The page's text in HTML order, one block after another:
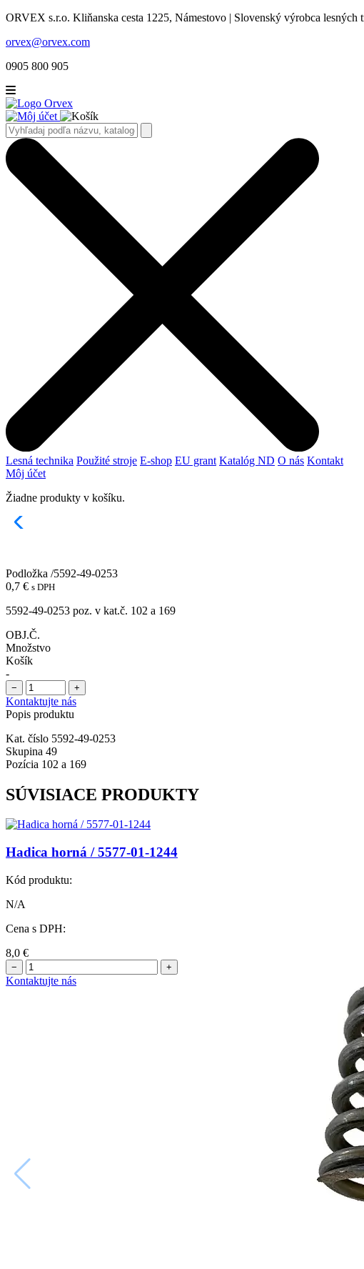
ORVEX s.r.o. Kliňanska cesta 1225, Námestovo | Slovenský výrobca lesných
orvex@orvex.com
0905 800 905
Lesná technika Použité stroje E-shop EU grant Katalóg ND O nás Kontakt
Môj účet
Žiadne produkty v košíku.
Podložka /5592-49-0253
0,7 € s DPH
5592-49-0253 poz. v kat.č. 102 a 169
OBJ.Č.
Množstvo
Košík
-
− +
Kontaktujte nás
Popis produktu
Kat. číslo 5592-49-0253
Skupina 49
Pozícia 102 a 169
SÚVISIACE PRODUKTY
Hadica horná / 5577-01-1244
Kód produktu:
N/A
Cena s DPH:
8,0 €
− +
Kontaktujte nás